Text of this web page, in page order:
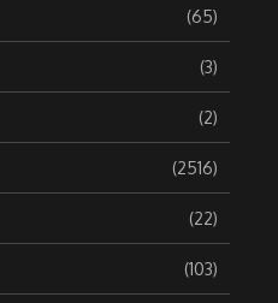
(65)
(3)
(2)
(2516)
(22)
(103)